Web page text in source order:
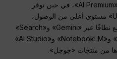
النسخة التي تم تغيير اسمها من «AI Premium»، في حين توفر
خدمتا «Google AI Pro» و«Ultra» مستوى أعلى من الوصول،
ومساحة تخزين أكبر، ومزايا أوسع نطاقًا عبر «Gemini» و«Search»
و«Gmail» و«Docs» و«Sheets» و«NotebookLM» و«AI Studio»